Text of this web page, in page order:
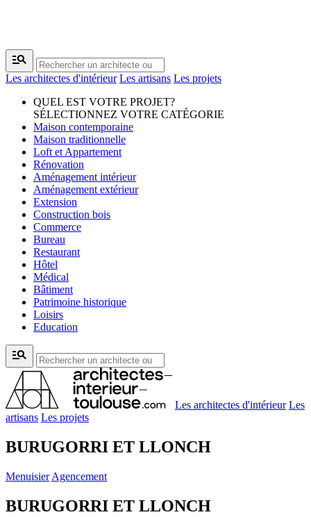
manage_search
Les architectes d'intérieur Les artisans Les projets
QUEL EST VOTRE PROJET?
SÉLECTIONNEZ VOTRE CATÉGORIE
Maison contemporaine
Maison traditionnelle
Loft et Appartement
Rénovation
Aménagement intérieur
Aménagement extérieur
Extension
Construction bois
Commerce
Bureau
Restaurant
Hôtel
Médical
Bâtiment
Patrimoine historique
Loisirs
Education
manage_search
Les architectes d'intérieur Les
artisans Les projets
BURUGORRI ET LLONCH
Menuisier Agencement
BURUGORRI ET LLONCH